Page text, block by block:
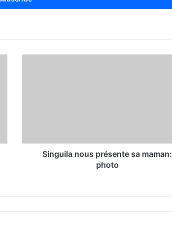
Singuila nous présente sa maman:
photo